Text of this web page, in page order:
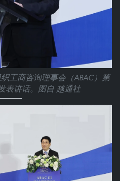
工商咨询理事会（ABAC）第
表讲话。图自 越通社